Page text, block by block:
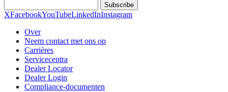
Subscribe
XFacebookYouTubeLinkedInInstagram
Over
Neem contact met ons op
Carrières
Servicecentra
Dealer Locator
Dealer Login
Compliance-documenten